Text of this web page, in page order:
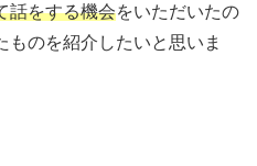
話をする機会をいただいたの
ものを紹介したいと思いま